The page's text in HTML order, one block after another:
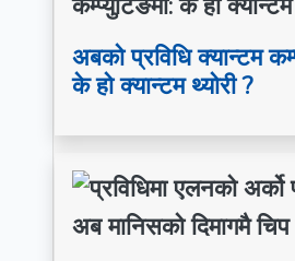
अबको प्रविधि क्यान्टम
के हो क्यान्टम थ्योरी ?